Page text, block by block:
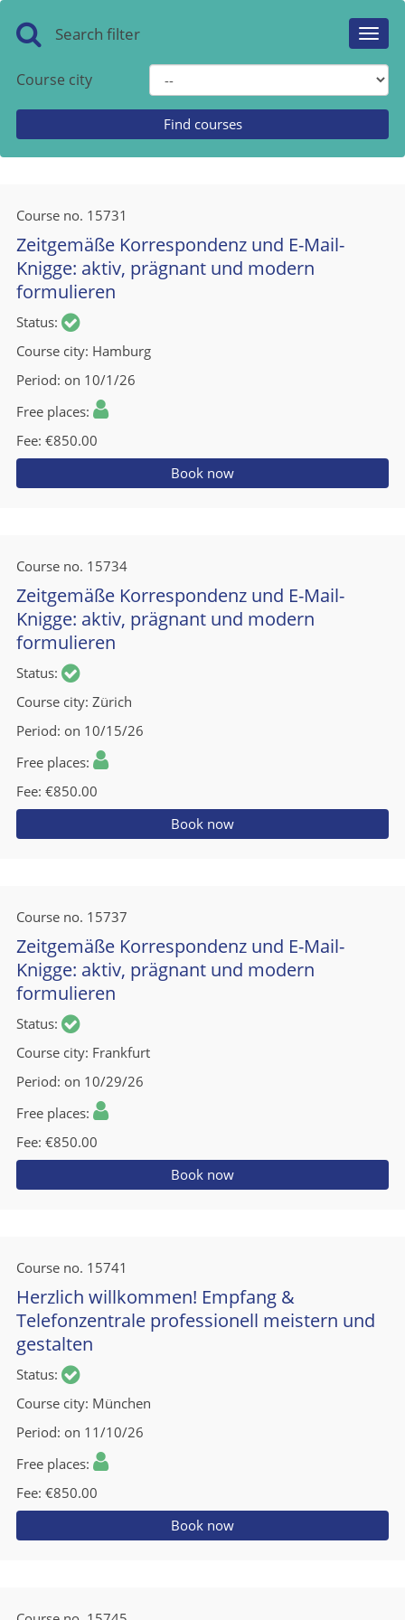
Search filter
Course city
Course no. 15731
Zeitgemäße Korrespondenz und E-Mail-
Knigge: aktiv, prägnant und modern
formulieren
Status
Course city Hamburg
Period on 10/1/26
Free places
Fee €850.00
Book now
Course no. 15734
Zeitgemäße Korrespondenz und E-Mail-
Knigge: aktiv, prägnant und modern
formulieren
Status
Course city Zürich
Period on 10/15/26
Free places
Fee €850.00
Book now
Course no. 15737
Zeitgemäße Korrespondenz und E-Mail-
Knigge: aktiv, prägnant und modern
formulieren
Status
Course city Frankfurt
Period on 10/29/26
Free places
Fee €850.00
Book now
Course no. 15741
Herzlich willkommen! Empfang &
Telefonzentrale professionell meistern und
gestalten
Status
Course city München
Period on 11/10/26
Free places
Fee €850.00
Book now